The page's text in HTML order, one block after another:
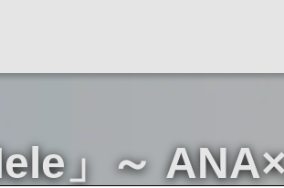
」～